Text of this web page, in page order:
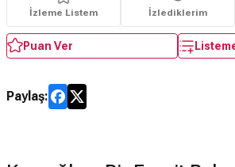
İzleme Listem İzlediklerim
Puan Ver
Paylaş: